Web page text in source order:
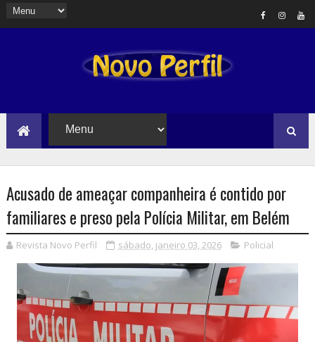
Acusado de ameaçar companheira é contido por
familiares e preso pela Polícia Militar, em Belém
Revista Novo Perfil sábado, janeiro 03, 2026 Policial